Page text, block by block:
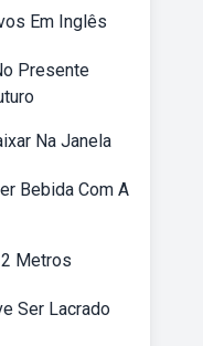
Em Inglês
Presente
Na Janela
Bebida Com A
Metros
Ser Lacrado